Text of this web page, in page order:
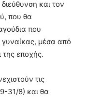
και τον
που θα
που
μέσα από
της εποχής.
τις
31/8) και θα